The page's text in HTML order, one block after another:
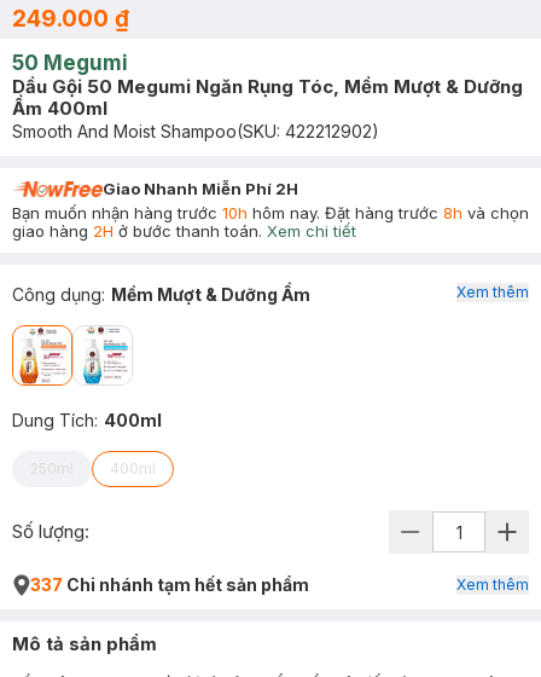
249.000 ₫
50 Megumi
Dầu Gội 50 Megumi Ngăn Rụng Tóc, Mềm Mượt & Dưỡng
Ẩm 400ml
Smooth And Moist Shampoo(SKU: 422212902)
Giao Nhanh Miễn Phí 2H
Bạn muốn nhận hàng trước 10h hôm nay. Đặt hàng trước 8h và chọn
giao hàng 2H ở bước thanh toán. Xem chi tiết
Công dụng: Mềm Mượt & Dưỡng Ẩm
Dung Tích: 400ml
250ml 400ml
Xem thêm
Số lượng:
337 Chi nhánh tạm hết sản phẩm Xem thêm
Mô tả sản phẩm